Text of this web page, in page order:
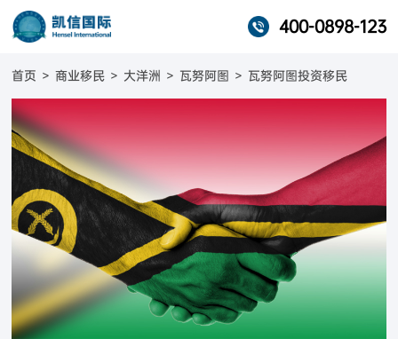
400-0898-123
首页 > 商业移民 > 大洋洲 > 瓦努阿图 > 瓦努阿图投资移民